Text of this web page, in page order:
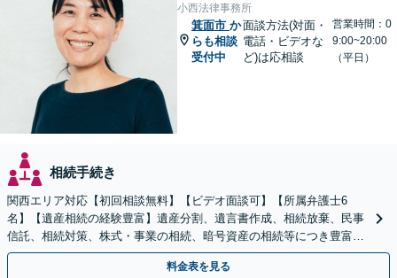
小西法律事務所
箕面市 か
らも相談
受付中
面談方法(対面・
電話・ビデオな
ど)は応相談
営業時間：0
9:00~20:00
（平日）
相続手続き
関西エリア対応【初回相談無料】【ビデオ面談可】【所属弁護士6
名】【遺産相続の経験豊富】遺産分割、遺言書作成、相続放棄、民事
信託、相続対策、株式・事業の相続、暗号資産の相続等につき豊富な
対応実績。【バリアフリー】【完全個室対応】
料金表を見る